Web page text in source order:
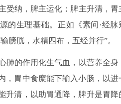
受纳，脾主运化；脾主升清，胃
的生理基础。正如《素问·经脉
膀胱，水精四布，五经并行”。
肺的作用化生气血，以营养全身
，胃中食糜能下输入小肠，以进
升清，以助胃通降，脾升是胃降